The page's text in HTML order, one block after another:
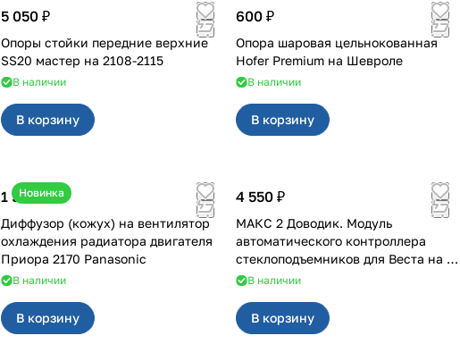
5 050 ₽
Опоры стойки передние верхние
SS20 мастер на 2108-2115
В наличии
В корзину
600 ₽
Опора шаровая цельнокованная
Hofer Premium на Шевроле
В наличии
В корзину
Новинка
1 500 ₽
Диффузор (кожух) на вентилятор
охлаждения радиатора двигателя
Приора 2170 Panasonic
В наличии
В корзину
4 550 ₽
МАКС 2 Доводик. Модуль
автоматического контроллера
стеклоподъемников для Веста на 4
двери
В наличии
В корзину